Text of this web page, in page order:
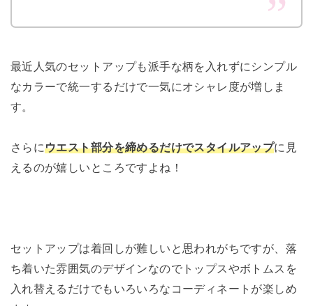
最近人気のセットアップも派手な柄を入れずにシンプル
なカラーで統一するだけで一気にオシャレ度が増しま
す。
さらにウエスト部分を締めるだけでスタイルアップに見
えるのが嬉しいところですよね！
セットアップは着回しが難しいと思われがちですが、落
ち着いた雰囲気のデザインなのでトップスやボトムスを
入れ替えるだけでもいろいろなコーディネートが楽しめ